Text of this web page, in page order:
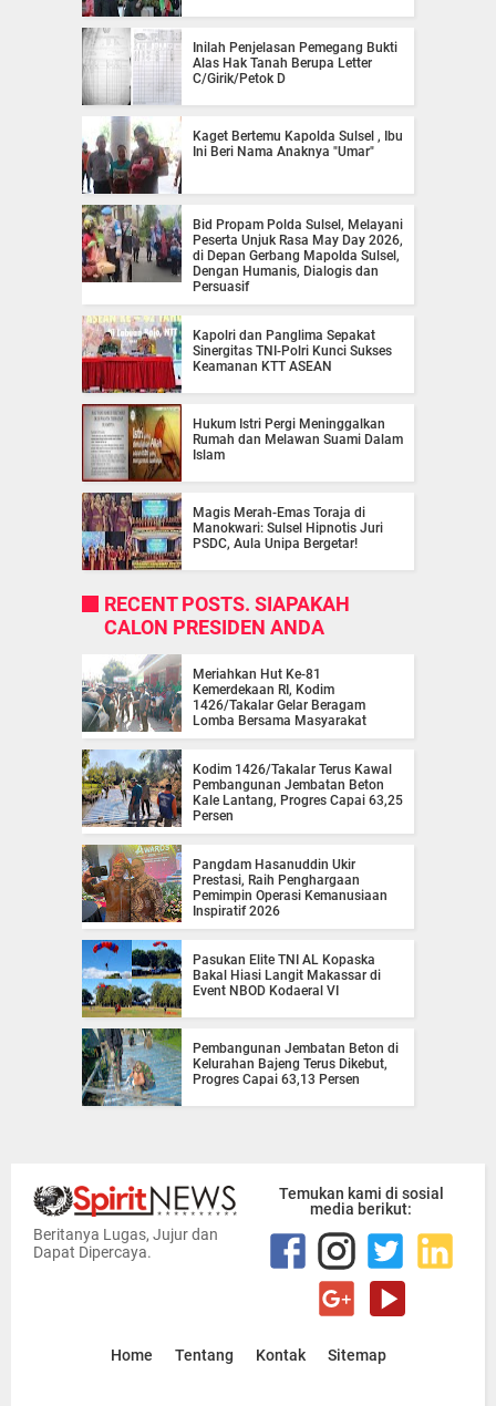
Inilah Penjelasan Pemegang Bukti
Alas Hak Tanah Berupa Letter
C/Girik/Petok D
Kaget Bertemu Kapolda Sulsel , Ibu
Ini Beri Nama Anaknya "Umar"
Bid Propam Polda Sulsel, Melayani
Peserta Unjuk Rasa May Day 2026,
di Depan Gerbang Mapolda Sulsel,
Dengan Humanis, Dialogis dan
Persuasif
Kapolri dan Panglima Sepakat
Sinergitas TNI-Polri Kunci Sukses
Keamanan KTT ASEAN
Hukum Istri Pergi Meninggalkan
Rumah dan Melawan Suami Dalam
Islam
Magis Merah-Emas Toraja di
Manokwari: Sulsel Hipnotis Juri
PSDC, Aula Unipa Bergetar!
RECENT POSTS. SIAPAKAH
CALON PRESIDEN ANDA
Meriahkan Hut Ke-81
Kemerdekaan RI, Kodim
1426/Takalar Gelar Beragam
Lomba Bersama Masyarakat
Kodim 1426/Takalar Terus Kawal
Pembangunan Jembatan Beton
Kale Lantang, Progres Capai 63,25
Persen
Pangdam Hasanuddin Ukir
Prestasi, Raih Penghargaan
Pemimpin Operasi Kemanusiaan
Inspiratif 2026
Pasukan Elite TNI AL Kopaska
Bakal Hiasi Langit Makassar di
Event NBOD Kodaeral VI
Pembangunan Jembatan Beton di
Kelurahan Bajeng Terus Dikebut,
Progres Capai 63,13 Persen
Beritanya Lugas, Jujur dan
Dapat Dipercaya.
Temukan kami di sosial
media berikut:
Home Tentang Kontak Sitemap